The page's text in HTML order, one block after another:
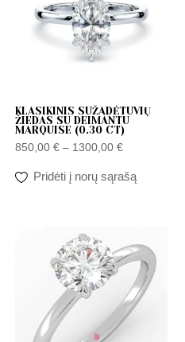
KLASIKINIS SUŽADĖTUVIŲ
ŽIEDAS SU DEIMANTU
MARQUISE (0.30 CT)
850,00 € – 1300,00 €
1300,00 €
Pridėti į norų sąrašą
range:
950,00 €
through
2600,00 €